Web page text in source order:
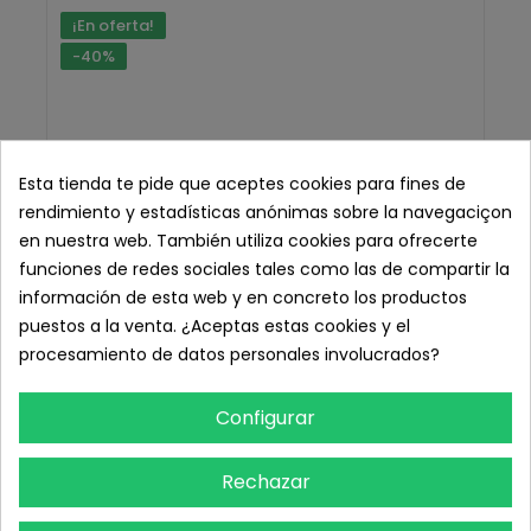
¡En oferta!
-40%
Esta tienda te pide que aceptes cookies para fines de
rendimiento y estadísticas anónimas sobre la navegaciçon
en nuestra web. También utiliza cookies para ofrecerte
funciones de redes sociales tales como las de compartir la
información de esta web y en concreto los productos
puestos a la venta. ¿Aceptas estas cookies y el
procesamiento de datos personales involucrados?
Configurar
Rechazar